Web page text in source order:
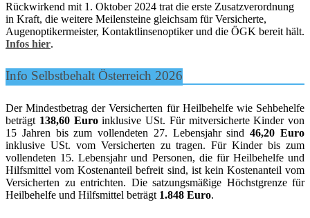
Rückwirkend mit 1. Oktober 2024 trat die erste Zusatzverordnung
in Kraft, die weitere Meilensteine gleichsam für Versicherte,
Augenoptikermeister, Kontaktlinsenoptiker und die ÖGK bereit hält.
Infos hier.
Info Selbstbehalt Österreich 2026
Der Mindestbetrag der Versicherten für Heilbehelfe wie Sehbehelfe
beträgt 138,60 Euroinklusive USt. Für mitversicherte Kinder von
15 Jahren bis zum vollendeten 27. Lebensjahr sind46,20 Euro
inklusive USt. vom Versicherten zu tragen. Für Kinder bis zum
vollendeten 15. Lebensjahr und Personen, die für Heilbehelfe und
Hilfsmittel vom Kostenanteil befreit sind, ist kein Kostenanteil vom
Versicherten zu entrichten. Die satzungsmäßige Höchstgrenze für
Heilbehelfe und Hilfsmittel beträgt 1.848 Euro.